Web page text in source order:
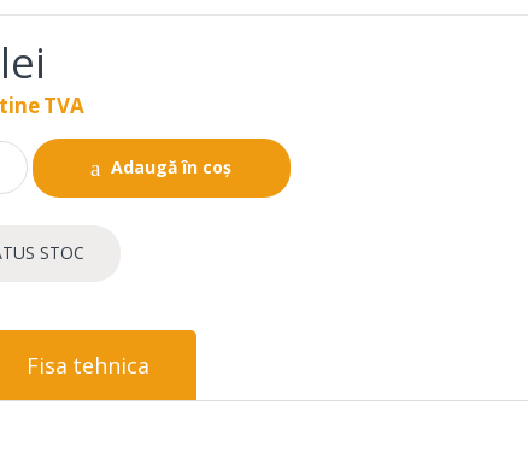
lei
TVA
Adaugă în coș
STOC
Fisa tehnica